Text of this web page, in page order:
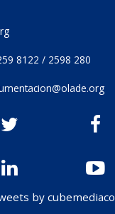
8122 / 2598 280
by cubemediaco